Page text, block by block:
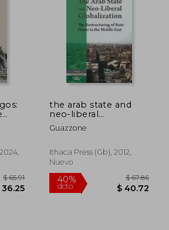
$ 32.23
45%
dcto.
the arab state and
neo-liberal
globalization: the
restructuring of state
east (en Inglés)
Guazzone
Ithaca Press (gb), 2012,
Nuevo